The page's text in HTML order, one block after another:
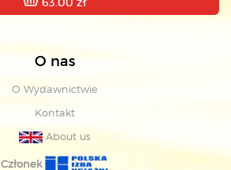
O nas
O Wydawnictwie
Kontakt
About us
Członek